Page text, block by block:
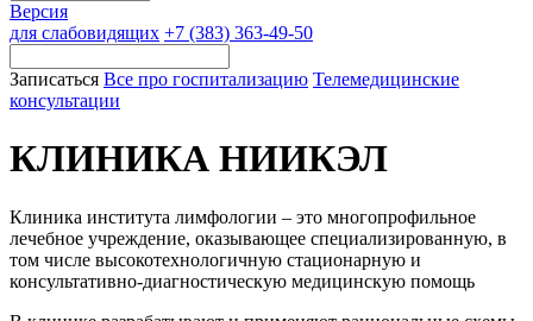
Версия
для слабовидящих +7 (383) 363-49-50
Записаться Все про госпитализацию Телемедицинские
консультации
КЛИНИКА НИИКЭЛ
Клиника института лимфологии – это многопрофильное
лечебное учреждение, оказывающее специализированную, в
том числе высокотехнологичную стационарную и
консультативно-диагностическую медицинскую помощь